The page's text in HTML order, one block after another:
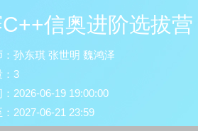
信奥进阶选拔营
：孙东琪 张世明 魏鸿泽
：3
2026-06-19 19:00:00
2027-06-21 23:59